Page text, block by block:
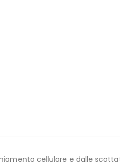
cellulare e dalle